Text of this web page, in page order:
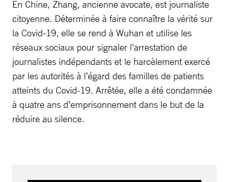
En Chine, Zhang, ancienne avocate, est journaliste
citoyenne. Déterminée à faire connaître la vérité sur
la Covid-19, elle se rend à Wuhan et utilise les
réseaux sociaux pour signaler l’arrestation de
journalistes indépendants et le harcèlement exercé
par les autorités à l’égard des familles de patients
atteints du Covid-19. Arrêtée, elle a été condamnée
à quatre ans d’emprisonnement dans le but de la
réduire au silence.